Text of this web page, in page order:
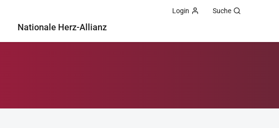
Nationale Herz-Allianz
Login Suche